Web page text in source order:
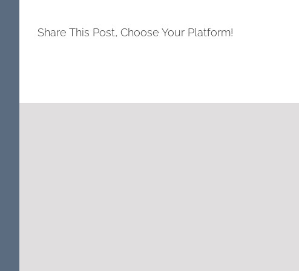
Share This Post, Choose Your Platform!